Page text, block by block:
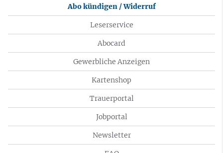
Abo kündigen / Widerruf
Leserservice
Abocard
Gewerbliche Anzeigen
Kartenshop
Trauerportal
Jobportal
Newsletter